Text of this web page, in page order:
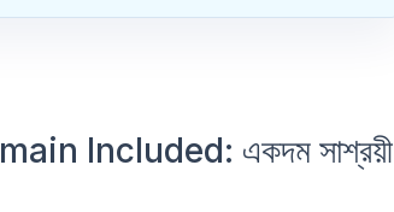
Included: একদম সাশ্রয়ী